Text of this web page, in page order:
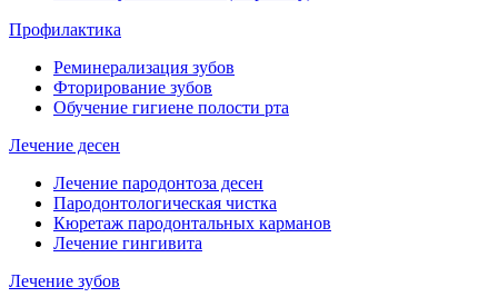
Профилактика
Реминерализация зубов
Фторирование зубов
Обучение гигиене полости рта
Лечение десен
Лечение пародонтоза десен
Пародонтологическая чистка
Кюретаж пародонтальных карманов
Лечение гингивита
Лечение зубов